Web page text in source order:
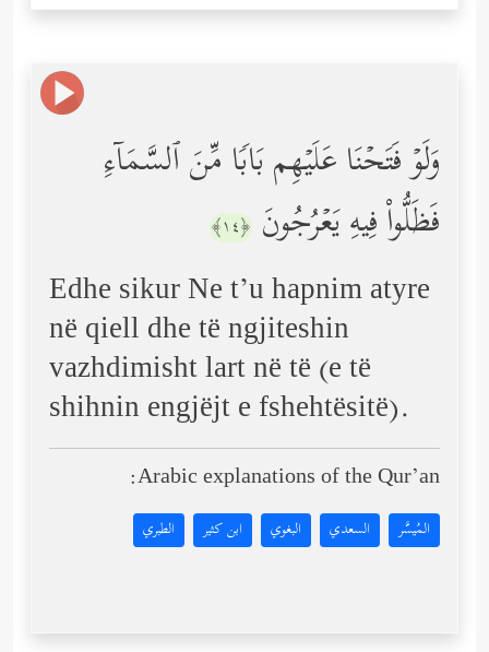
وَلَوۡ فَتَحۡنَا عَلَیۡهِم بَابࣰا مِّنَ ٱلسَّمَاۤءِ
فَظَلُّواْ فِیهِ یَعۡرُجُونَ ﴿١٤﴾
Edhe sikur Ne t’u hapnim atyre
në qiell dhe të ngjiteshin
vazhdimisht lart në të (e të
shihnin engjëjt e fshehtësitë).
Arabic explanations of the Qur’an:
المُيسَّر السعدي البغوي ابن كثير الطبري